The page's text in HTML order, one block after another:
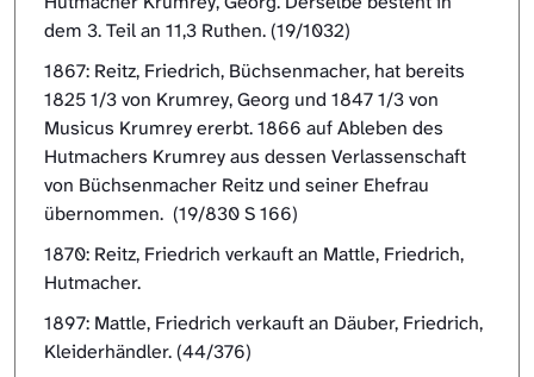
dem 3. Teil an 11,3 Ruthen. (19/1032)
1867: Reitz, Friedrich, Büchsenmacher, hat bereits
1825 1/3 von Krumrey, Georg und 1847 1/3 von
Musicus Krumrey ererbt. 1866 auf Ableben des
Hutmachers Krumrey aus dessen Verlassenschaft
von Büchsenmacher Reitz und seiner Ehefrau
übernommen. (19/830 S 166)
1870: Reitz, Friedrich verkauft an Mattle, Friedrich,
Hutmacher.
1897: Mattle, Friedrich verkauft an Däuber, Friedrich,
Kleiderhändler. (44/376)